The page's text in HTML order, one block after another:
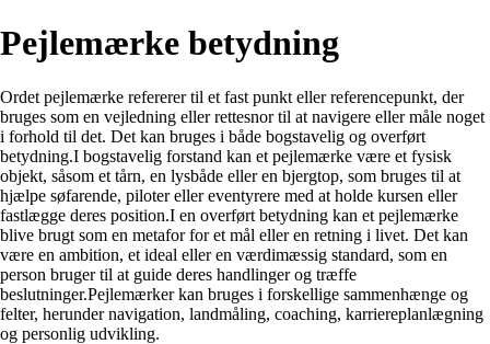
Pejlemærke betydning
Ordet pejlemærke refererer til et fast punkt eller referencepunkt, der
bruges som en vejledning eller rettesnor til at navigere eller måle noget
i forhold til det. Det kan bruges i både bogstavelig og overført
betydning.I bogstavelig forstand kan et pejlemærke være et fysisk
objekt, såsom et tårn, en lysbåde eller en bjergtop, som bruges til at
hjælpe søfarende, piloter eller eventyrere med at holde kursen eller
fastlægge deres position.I en overført betydning kan et pejlemærke
blive brugt som en metafor for et mål eller en retning i livet. Det kan
være en ambition, et ideal eller en værdimæssig standard, som en
person bruger til at guide deres handlinger og træffe
beslutninger.Pejlemærker kan bruges i forskellige sammenhænge og
felter, herunder navigation, landmåling, coaching, karriereplanlægning
og personlig udvikling.